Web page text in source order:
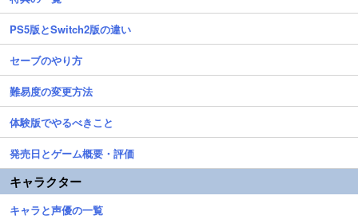
PS5版とSwitch2版の違い
セーブのやり方
難易度の変更方法
体験版でやるべきこと
発売日とゲーム概要・評価
キャラクター
キャラと声優の一覧